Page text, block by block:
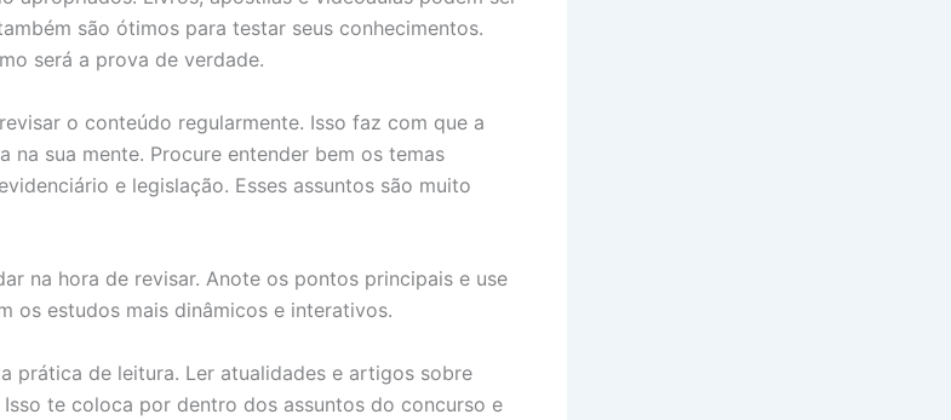
são ótimos para testar seus conhecimentos.
será a prova de verdade.
o conteúdo regularmente. Isso faz com que a
na sua mente. Procure entender bem os temas
e legislação. Esses assuntos são muito
na hora de revisar. Anote os pontos principais e use
os estudos mais dinâmicos e interativos.
prática de leitura. Ler atualidades e artigos sobre
te coloca por dentro dos assuntos do concurso e